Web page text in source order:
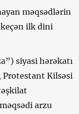
məqsədlərin
keçən ilk dini
siyasi hərəkatı
Protestant Kilsəsi
arzu